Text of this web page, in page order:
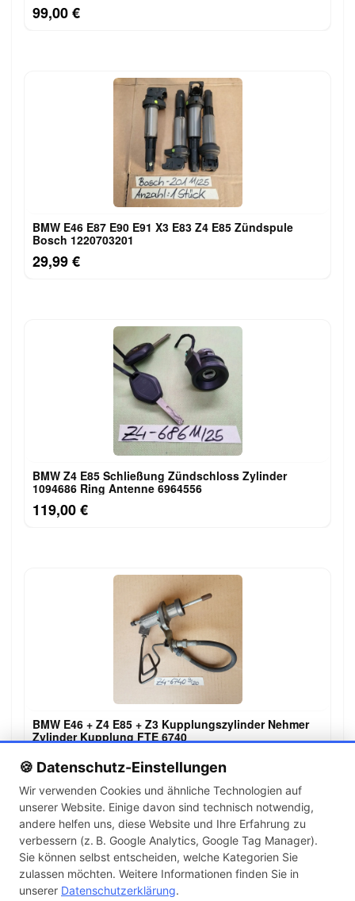
🍪 Datenschutz-Einstellungen
Wir verwenden Cookies und ähnliche Technologien auf
unserer Website. Einige davon sind technisch notwendig,
andere helfen uns, diese Website und Ihre Erfahrung zu
verbessern (z. B. Google Analytics, Google Tag Manager).
Sie können selbst entscheiden, welche Kategorien Sie
zulassen möchten. Weitere Informationen finden Sie in
unserer Datenschutzerklärung.
99,00 €
BMW E46 E87 E90 E91 X3 E83 Z4 E85 Zündspule
Bosch 1220703201
29,99 €
BMW Z4 E85 Schließung Zündschloss Zylinder
1094686 Ring Antenne 6964556
119,00 €
BMW E46 + Z4 E85 + Z3 Kupplungszylinder Nehmer
Zylinder Kupplung FTE 6740
59,00 €
← 1 2 3 … 14 →
Artikel pro Seite